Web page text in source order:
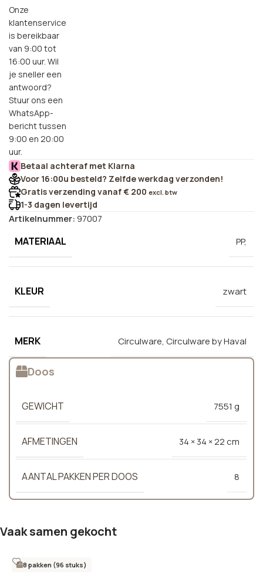
Onze
klantenservice
is bereikbaar
van 9:00 tot
16:00 uur. Wil
je sneller een
antwoord?
Stuur ons een
WhatsApp-
bericht tussen
9:00 en 20:00
uur.
Betaal achteraf met Klarna
Voor 16:00u besteld? Zelfde werkdag verzonden!
Gratis verzending vanaf € 200 excl. btw
1-3 dagen levertijd
Artikelnummer: 97007
MATERIAAL PP,
KLEUR zwart
MERK Circulware, Circulware by Haval
Doos
GEWICHT 7551 g
AFMETINGEN 34 × 34 × 22 cm
AANTAL PAKKEN PER DOOS 8
Vaak samen gekocht
8 pakken (96 stuks)